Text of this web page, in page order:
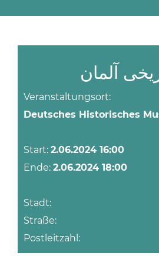
آلمان
Veranstaltungsort:
Deutsches Historisches
Start: 2.06.2024 16:00
Ende: 2.06.2024 18:00
Stadt:
Straße:
Postleitzahl: